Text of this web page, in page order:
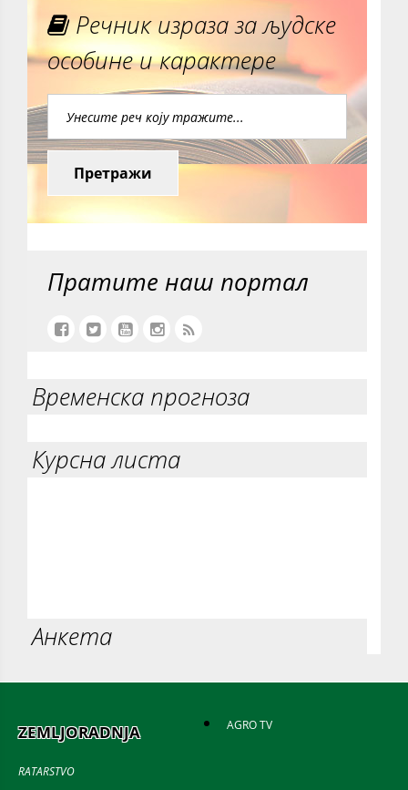
Речник израза за људске
особине и карактере
Претражи
Пратите наш портал
Временска прогноза
Курсна листа
Анкета
ZEMLJORADNJA
RATARSTVO
AGRO TV